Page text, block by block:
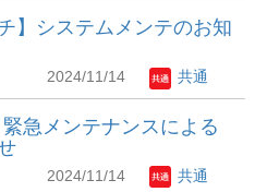
】システムメンテのお知
2024/11/14 共通
急メンテナンスによる
2024/11/14 共通